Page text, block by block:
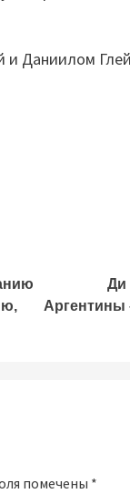
Даниилом
Ди
Аргентины
помечены *